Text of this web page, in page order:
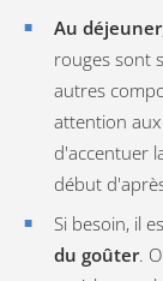
Au déjeuner
rouges sont
autres
attention
d'accentuer
début
Si besoin, il
du goûter.